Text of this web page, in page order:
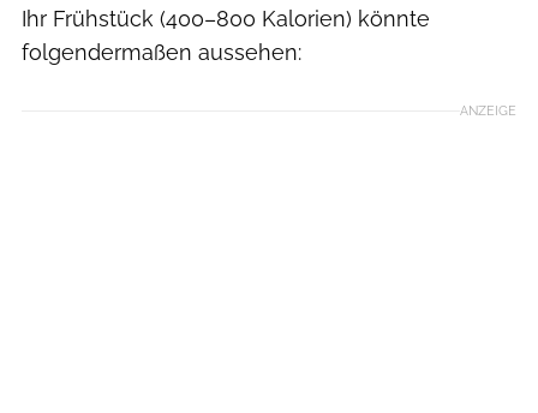
Ihr Frühstück (400–800 Kalorien) könnte
folgendermaßen aussehen:
ANZEIGE